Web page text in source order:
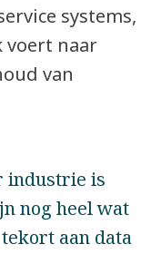
systems,
voert naar
van
industrie is
nog heel wat
aan data